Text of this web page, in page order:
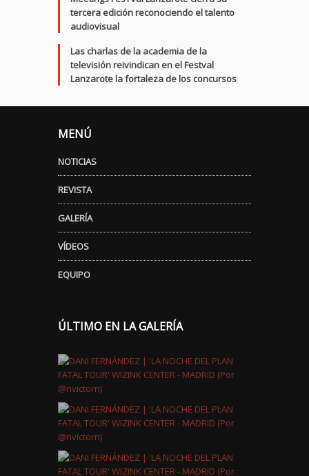
tercera edición reconociendo el talento
audiovisual
Las charlas de la academia de la
televisión reivindican en el Festval
Lanzarote la fortaleza de los concursos
MENÚ
NOTICIAS
REVISTA
GALERÍA
VÍDEOS
EQUIPO
ÚLTIMO EN LA GALERÍA